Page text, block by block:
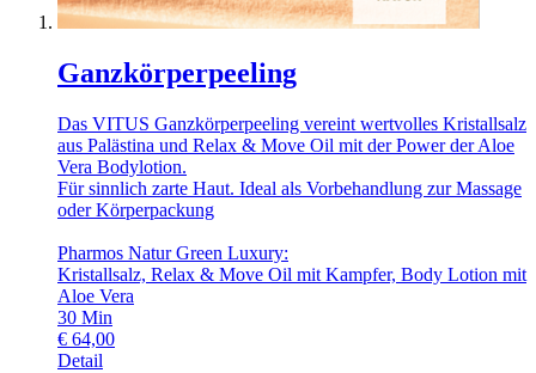
Ganzkörperpeeling
Das VITUS Ganzkörperpeeling vereint wertvolles Kristallsalz
aus Palästina und Relax & Move Oil mit der Power der Aloe
Vera Bodylotion.
Für sinnlich zarte Haut. Ideal als Vorbehandlung zur Massage
oder Körperpackung
Pharmos Natur Green Luxury:
Kristallsalz, Relax & Move Oil mit Kampfer, Body Lotion mit
Aloe Vera
30 Min
€ 64,00
Detail